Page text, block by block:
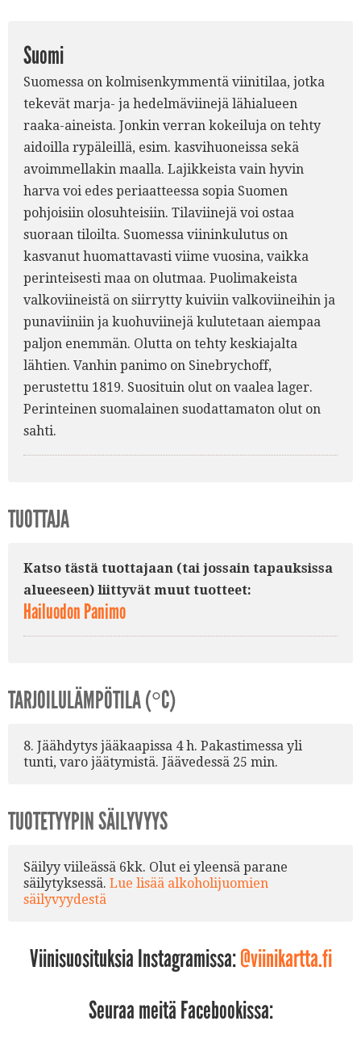
Suomi
Suomessa on kolmisenkymmentä viinitilaa, jotka
tekevät marja- ja hedelmäviinejä lähialueen
raaka-aineista. Jonkin verran kokeiluja on tehty
aidoilla rypäleillä, esim. kasvihuoneissa sekä
avoimmellakin maalla. Lajikkeista vain hyvin
harva voi edes periaatteessa sopia Suomen
pohjoisiin olosuhteisiin. Tilaviinejä voi ostaa
suoraan tiloilta. Suomessa viininkulutus on
kasvanut huomattavasti viime vuosina, vaikka
perinteisesti maa on olutmaa. Puolimakeista
valkoviineistä on siirrytty kuiviin valkoviineihin ja
punaviiniin ja kuohuviinejä kulutetaan aiempaa
paljon enemmän. Olutta on tehty keskiajalta
lähtien. Vanhin panimo on Sinebrychoff,
perustettu 1819. Suosituin olut on vaalea lager.
Perinteinen suomalainen suodattamaton olut on
sahti.
TUOTTAJA
Katso tästä tuottajaan (tai jossain tapauksissa
alueeseen) liittyvät muut tuotteet:
Hailuodon Panimo
TARJOILULÄMPÖTILA (°C)
8. Jäähdytys jääkaapissa 4 h. Pakastimessa yli
tunti, varo jäätymistä. Jäävedessä 25 min.
TUOTETYYPIN SÄILYVYYS
Säilyy viileässä 6kk. Olut ei yleensä parane
säilytyksessä. Lue lisää alkoholijuomien
säilyvyydestä
Viinisuosituksia Instagramissa:@viinikartta.fi
Seuraa meitä Facebookissa: